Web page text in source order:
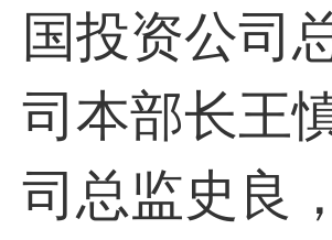
国投资公司
司本部长王
司总监史良